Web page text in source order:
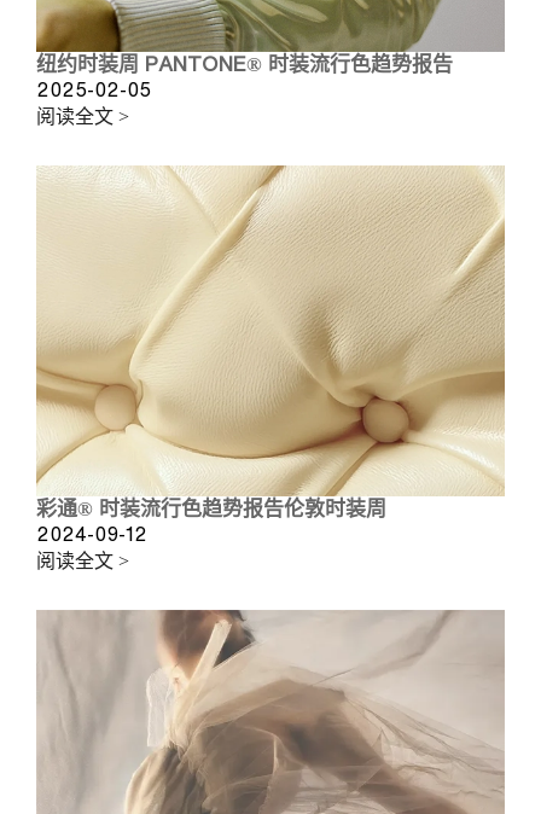
纽约时装周 PANTONE® 时装流行色趋势报告
2025-02-05
阅读全文 >
彩通® 时装流行色趋势报告伦敦时装周
2024-09-12
阅读全文 >